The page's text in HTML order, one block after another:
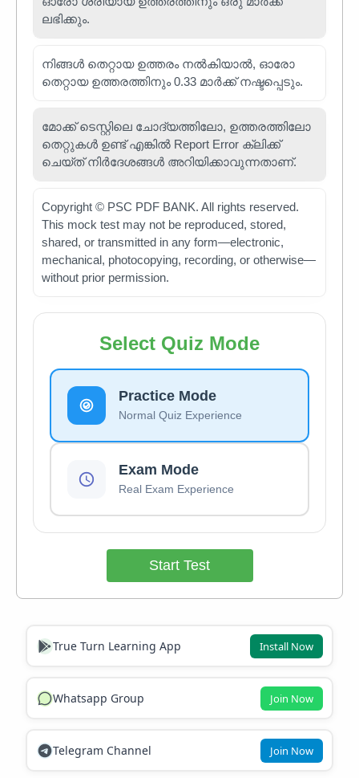
ലഭിക്കും.
നിങ്ങൾ തെറ്റായ ഉത്തരം നൽകിയാൽ, ഓരോ
തെറ്റായ ഉത്തരത്തിനും 0.33 മാർക്ക് നഷ്ടപ്പെടും.
മോക്ക് ടെസ്റ്റിലെ ചോദ്യത്തിലോ, ഉത്തരത്തിലോ
തെറ്റുകൾ ഉണ്ട് എങ്കിൽ Report Error ക്ലിക്ക്
ചെയ്ത് നിർദേശങ്ങൾ അറിയിക്കാവുന്നതാണ്.
Copyright © PSC PDF BANK. All rights reserved.
This mock test may not be reproduced, stored,
shared, or transmitted in any form—electronic,
mechanical, photocopying, recording, or otherwise—
without prior permission.
Select Quiz Mode
Practice Mode
Normal Quiz Experience
Exam Mode
Real Exam Experience
Start Test
True Turn Learning App Install Now
Whatsapp Group Join Now
Telegram Channel Join Now